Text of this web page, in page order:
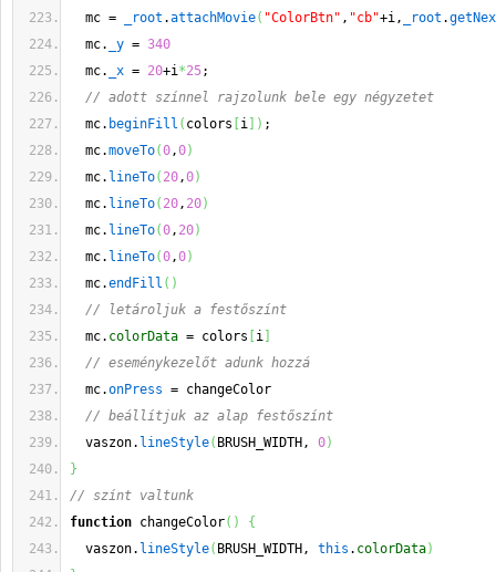
mc = _root .attachMovie( "ColorBtn" , "cb"+i, _root .
mc.
_y = 340
mc.
_x = 20+i*25;
// adott színnel rajzolunk bele egy négyzetet
mc. beginFill ( colors i ) ;
mc.moveTo(0,0)
mc. lineTo( 20,0)
mc. lineTo( 20, 20)
mc. lineTo(0, 20)
mc. lineTo(0,0)
mc.endFill ( )
// letároljuk a festőszínt
mc. colorData = colors i
// eseménykezelőt adunk hozzá
mc.onPress = changeColor
// beállítjuk az alap festőszínt
vaszon. lineStyle( BRUSH_WIDTH, 0)
}
// színt valtunk
function changeColor( )
{
vaszon. lineStyle( BRUSH_WIDTH, this . colorData)